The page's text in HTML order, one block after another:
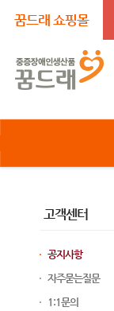
꿈드래 쇼핑몰
고객센터
공지사항
자주묻는질문
1:1문의